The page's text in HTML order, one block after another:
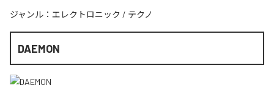
ジャンル： エレクトロニック / テクノ
DAEMON